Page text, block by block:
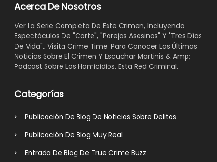
Acerca De Nosotros
Ver La Serie Completa De Este Crimen, Incluyendo
Espectáculos De "Corte", "Parejas Asesinos" Y "Tres Días
De Vida"., Visita Crime Time, Para Conocer Las Últimas
Noticias Sobre El Crimen Y Escuchar Martinis & Amp;
Podcast Sobre Los Homicidios. Esta Red Criminal.
Categorías
Publicación De Blog De Noticias Sobre Delitos
Publicación De Blog Muy Real
Entrada De Blog De True Crime Buzz